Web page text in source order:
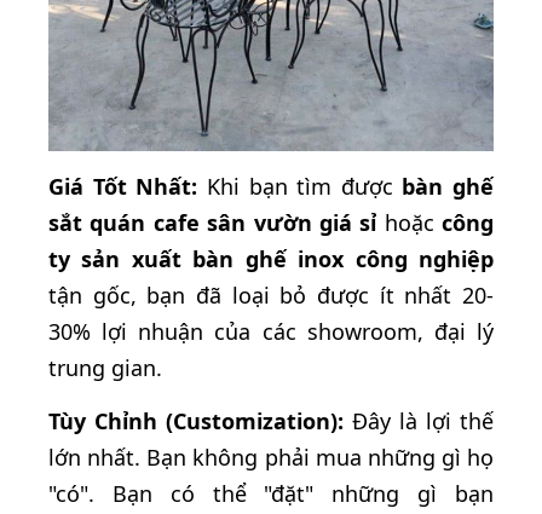
Giá Tốt Nhất: Khi bạn tìm được bàn ghế
sắt quán cafe sân vườn giá sỉ hoặc công
ty sản xuất bàn ghế inox công nghiệp
tận gốc, bạn đã loại bỏ được ít nhất 20-
30% lợi nhuận của các showroom, đại lý
trung gian.
Tùy Chỉnh (Customization): Đây là lợi thế
lớn nhất. Bạn không phải mua những gì họ
"có". Bạn có thể "đặt" những gì bạn